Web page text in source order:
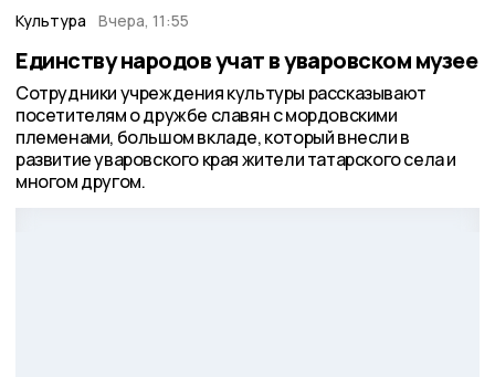
Культура Вчера, 11:55
Единству народов учат в уваровском музее
Сотрудники учреждения культуры рассказывают
посетителям о дружбе славян с мордовскими
племенами, большом вкладе, который внесли в
развитие уваровского края жители татарского села и
многом другом.